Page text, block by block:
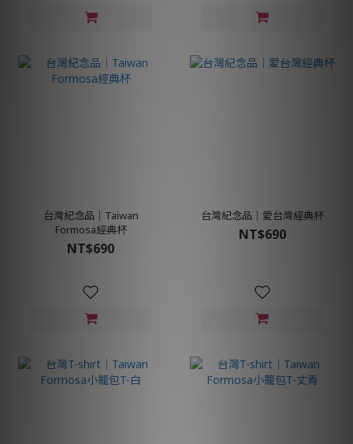
台灣紀念品│Taiwan
Formosa經典杯
NT$690
台灣紀念品│愛台灣經典杯
NT$690